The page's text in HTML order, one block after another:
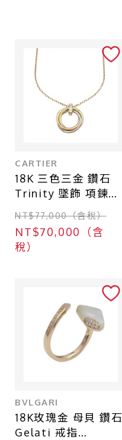
CARTIER
18K 三色三金 鑽石
Trinity 墜飾 項鍊
【Cartier 卡地亞】
B7058700
NT$77,000（含稅）
NT$70,000（含
稅）
BVLGARI
18K玫瑰金 母貝 鑽石
Gelati 戒指